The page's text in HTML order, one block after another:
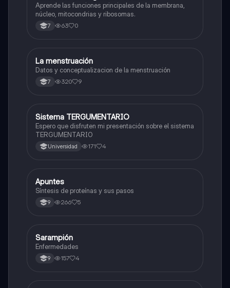
Aprende las funciones principales de la membrana,
núcleo, mitocondrias y ribosomas.
7 63 0
Biologia
La menstruación
Datos y conceptualizacion de la menstruación
7 320 9
Biologia
Sistema TERGUMENTARIO
Espero que disfruten mi presentación sobre el sistema
TERGUMENTARIO
Universidad 171 4
Biologia
Apuntes
Síntesis de proteínas y sus pasos
9 266 5
Biologia
Sarampión
Enfermedades
9 157 4